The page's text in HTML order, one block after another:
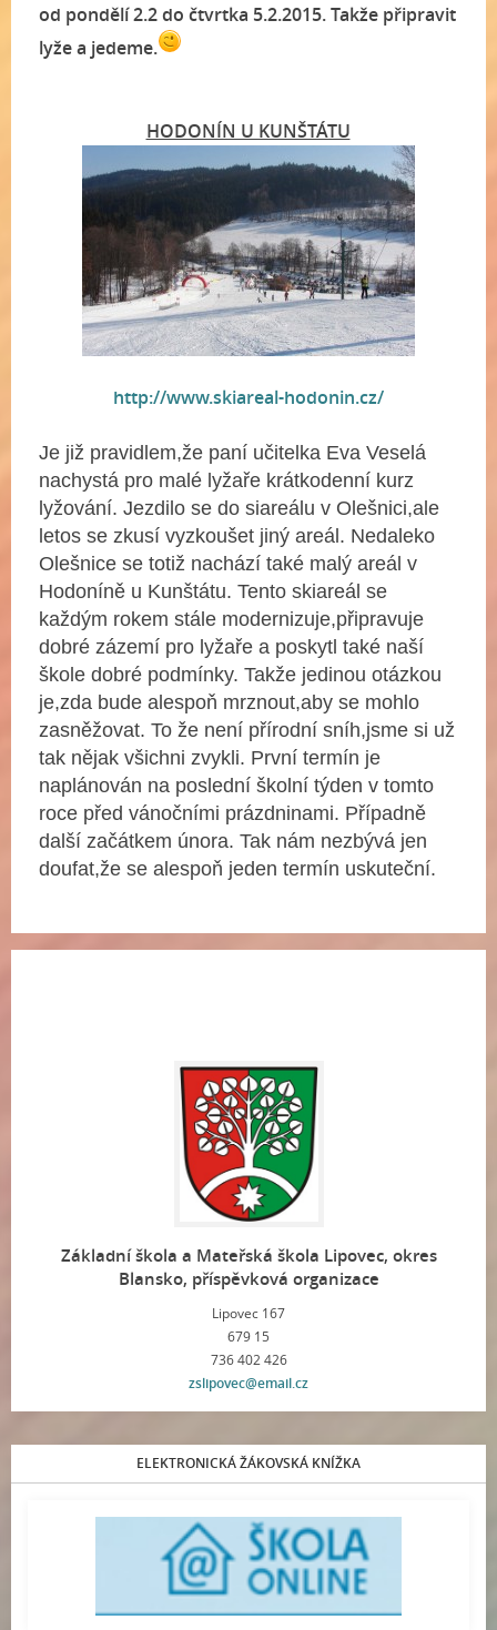
od pondělí 2.2 do čtvrtka 5.2.2015. Takže připravit
lyže a jedeme.
HODONÍN U KUNŠTÁTU
http://www.skiareal-hodonin.cz/
Je již pravidlem,že paní učitelka Eva Veselá
nachystá pro malé lyžaře krátkodenní kurz
lyžování. Jezdilo se do siareálu v Olešnici,ale
letos se zkusí vyzkoušet jiný areál. Nedaleko
Olešnice se totiž nachází také malý areál v
Hodoníně u Kunštátu. Tento skiareál se
každým rokem stále modernizuje,připravuje
dobré zázemí pro lyžaře a poskytl také naší
škole dobré podmínky. Takže jedinou otázkou
je,zda bude alespoň mrznout,aby se mohlo
zasněžovat. To že není přírodní sníh,jsme si už
tak nějak všichni zvykli. První termín je
naplánován na poslední školní týden v tomto
roce před vánočními prázdninami. Případně
další začátkem února. Tak nám nezbývá jen
doufat,že se alespoň jeden termín uskuteční.
Základní škola a Mateřská škola Lipovec, okres
Blansko, příspěvková organizace
Lipovec 167
679 15
736 402 426
zslipovec@email.cz
ELEKTRONICKÁ ŽÁKOVSKÁ KNÍŽKA